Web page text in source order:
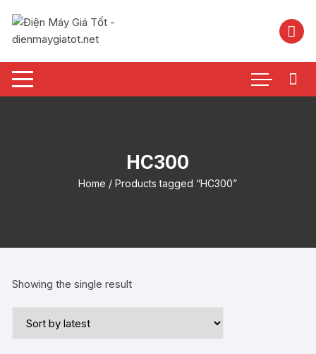
nội
HC300
Home / Products tagged “HC300”
Showing the single result